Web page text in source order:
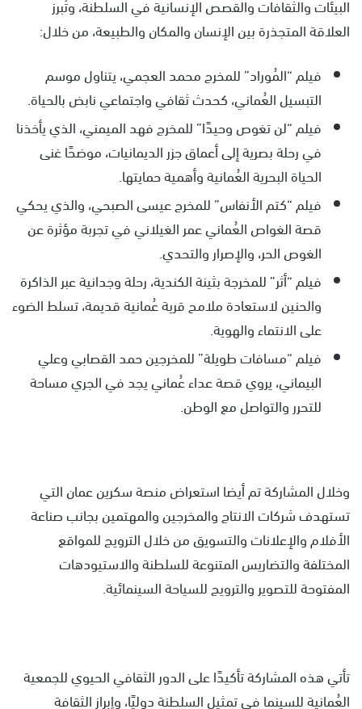
العلاقة المتجذرة بين الإنسان والمكان والطبيعة، من خلال:
فيلم “المُوراد” للمخرج محمد العجمي، يتناول موسم
التبسيل العُماني، كحدث ثقافي واجتماعي نابض بالحياة.
فيلم “لن تغوص وحيدًا” للمخرج فهد الميمني، الذي يأخذنا
في رحلة بصرية إلى أعماق جزر الديمانيات، موضحًا غنى
الحياة البحرية العُمانية وأهمية حمايتها.
فيلم “كتم الأنفاس” للمخرج عيسى الصبحي، والذي يحكي
قصة الغواص العُماني عمر الغيلاني في تجربة مؤثرة عن
الغوص الحر، والإصرار والتحدي.
فيلم “أثر” للمخرجة بثينة الكندية، رحلة وجدانية عبر الذاكرة
والحنين لاستعادة ملامح قرية عُمانية قديمة، تسلط الضوء
على الانتماء والهوية.
فيلم “مسافات طويلة” للمخرجين حمد القصابي وعلي
البيماني، يروي قصة عداء عُماني يجد في الجري مساحة
للتحرر والتواصل مع الوطن.
وخلال المشاركة تم أيضا استعراض منصة سكرين عمان التي
تستهدف شركات الانتاج والمخرجين والمهتمين بجانب صناعة
الأفلام والإعلانات والتسويق من خلال الترويج للمواقع
المختلفة والتضاريس المتنوعة للسلطنة والاستيودهات
المفتوحة للتصوير والترويج للسياحة السينمائية.
تأتي هذه المشاركة تأكيدًا على الدور الثقافي الحيوي للجمعية
العُمانية للسينما في تمثيل السلطنة دوليًا، وإبراز الثقافة